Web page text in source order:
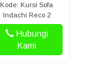
Kode: Kursi Sofa
Indachi Reco 2
Hubungi
Kami